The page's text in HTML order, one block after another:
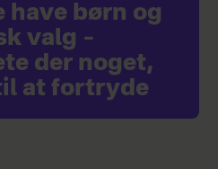
have børn og
valg –
der noget,
at fortryde